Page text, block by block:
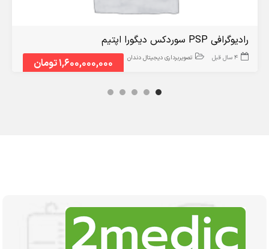
1,600,000,000 تومان
رادیوگرافی PSP سوردکس دیگورا اپتیم
4 سال قبل تصویربرداری دیجیتال دندان